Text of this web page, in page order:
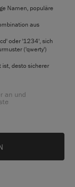
Namen, populäre
aus
oder '1234', sich
('qwerty')
ist, desto sicherer
an und